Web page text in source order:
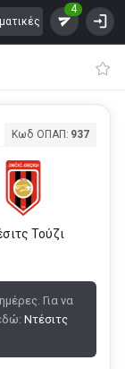
4
Κωδ ΟΠΑΠ: 937
Τούζι
Για να
Ντέσιτς